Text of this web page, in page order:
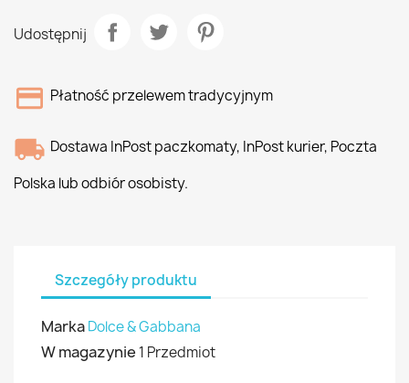
Udostępnij
Płatność przelewem tradycyjnym
Dostawa InPost paczkomaty, InPost kurier, Poczta
Polska lub odbiór osobisty.
Szczegóły produktu
MarkaDolce & Gabbana
W magazynie 1 Przedmiot